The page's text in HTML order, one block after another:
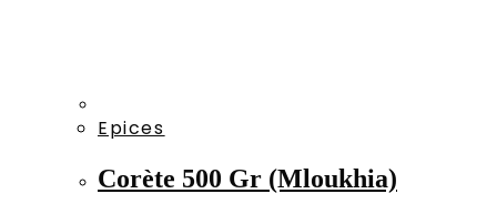
Epices
Corète 500 Gr (Mloukhia)